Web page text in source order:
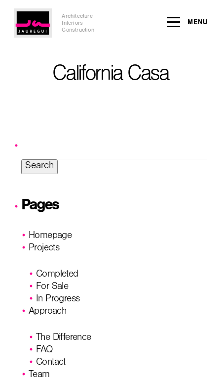
Architecture
Interiors
Construction
MENU
California Casa
Pages
Homepage
Projects
Completed
For Sale
In Progress
Approach
The Difference
FAQ
Contact
Team